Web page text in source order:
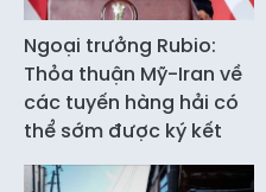
Ngoại trưởng Rubio:
Thỏa thuận Mỹ-Iran về
các tuyến hàng hải có
thể sớm được ký kết